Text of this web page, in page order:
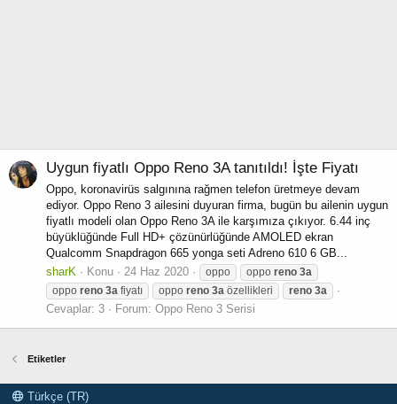
Uygun fiyatlı Oppo Reno 3A tanıtıldı! İşte Fiyatı
Oppo, koronavirüs salgınına rağmen telefon üretmeye devam
ediyor. Oppo Reno 3 ailesini duyuran firma, bugün bu ailenin uygun
fiyatlı modeli olan Oppo Reno 3A ile karşımıza çıkıyor. 6.44 inç
büyüklüğünde Full HD+ çözünürlüğünde AMOLED ekran
Qualcomm Snapdragon 665 yonga seti Adreno 610 6 GB...
sharK
Konu 24 Haz 2020 oppo oppo reno 3a
oppo reno 3a fiyatı oppo reno 3a özellikleri reno 3a
Cevaplar: 3 Forum: Oppo Reno 3 Serisi
Etiketler
Türkçe (TR)